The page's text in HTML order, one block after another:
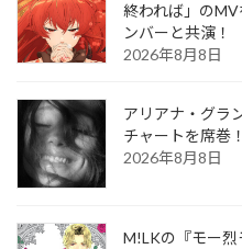
終われば」の
ンバーと共演！
2026年8月8日
アリアナ・グラ
チャートを席巻
2026年8月8日
M!LKの『モー烈